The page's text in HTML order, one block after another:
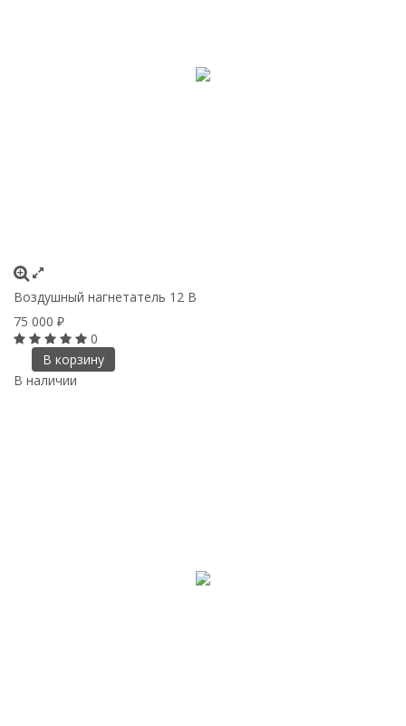
Воздушный нагнетатель 12 В
75 000 ₽
0
В корзину
В наличии